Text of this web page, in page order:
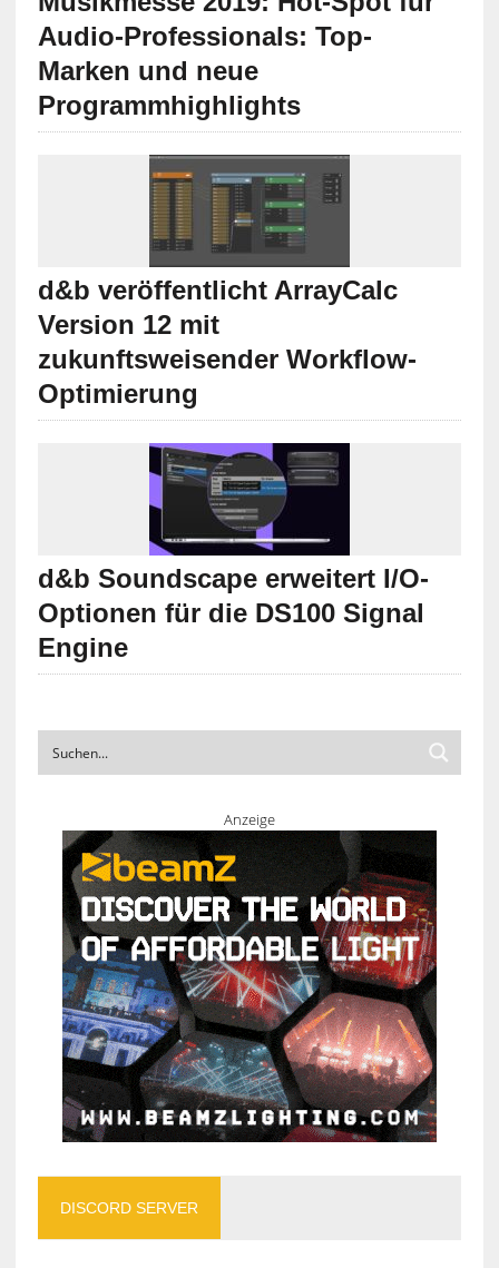
Audio-Professionals: Top-
Marken und neue
Programmhighlights
d&b veröffentlicht ArrayCalc
Version 12 mit
zukunftsweisender Workflow-
Optimierung
d&b Soundscape erweitert I/O-
Optionen für die DS100 Signal
Engine
Anzeige
DISCORD SERVER